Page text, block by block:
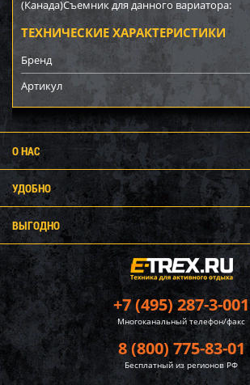
(Канада)Съемник для данного вариатора:
ТЕХНИЧЕСКИЕ ХАРАКТЕРИСТИКИ
Бренд
Артикул
+7 (495) 287-3-001
Многоканальный телефон/факс
8 (800) 775-83-01
Бесплатный из регионов РФ
О НАС
УДОБНО
ВЫГОДНО